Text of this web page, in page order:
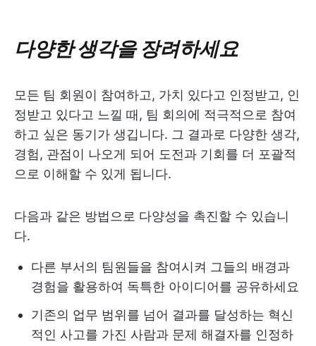
다양한 생각을 장려하세요
모든 팀 회원이 참여하고, 가치 있다고 인정받고, 인
정받고 있다고 느낄 때, 팀 회의에 적극적으로 참여
하고 싶은 동기가 생깁니다. 그 결과로 다양한 생각,
경험, 관점이 나오게 되어 도전과 기회를 더 포괄적
으로 이해할 수 있게 됩니다.
다음과 같은 방법으로 다양성을 촉진할 수 있습니
다.
다른 부서의 팀원들을 참여시켜 그들의 배경과
경험을 활용하여 독특한 아이디어를 공유하세요
기존의 업무 범위를 넘어 결과를 달성하는 혁신
적인 사고를 가진 사람과 문제 해결자를 인정하